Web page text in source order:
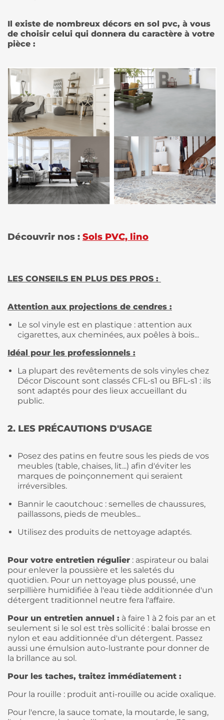
Il existe de nombreux décors en sol pvc, à vous
de choisir celui qui donnera du caractère à votre
pièce :
Découvrir nos : Sols PVC, lino
LES CONSEILS EN PLUS DES PROS :
Attention aux projections de cendres :
Le sol vinyle est en plastique : attention aux
cigarettes, aux cheminées, aux poêles à bois...
Idéal pour les professionnels :
La plupart des revêtements de sols vinyles chez
Décor Discount sont classés CFL-s1 ou BFL-s1 : ils
sont adaptés pour des lieux accueillant du
public.
2. LES PRÉCAUTIONS D'USAGE
Posez des patins en feutre sous les pieds de vos
meubles (table, chaises, lit...) afin d'éviter les
marques de poinçonnement qui seraient
irréversibles.
Bannir le caoutchouc : semelles de chaussures,
paillassons, pieds de meubles...
Utilisez des produits de nettoyage adaptés.
Pour votre entretien régulier : aspirateur ou balai
pour enlever la poussière et les saletés du
quotidien. Pour un nettoyage plus poussé, une
serpillière humidifiée à l'eau tiède additionnée d'un
détergent traditionnel neutre fera l'affaire.
Pour un entretien annuel : à faire 1 à 2 fois par an et
seulement si le sol est très sollicité : balai brosse en
nylon et eau additionnée d'un détergent. Passez
aussi une émulsion auto-lustrante pour donner de
la brillance au sol.
Pour les taches, traitez immédiatement :
Pour la rouille : produit anti-rouille ou acide oxalique.
Pour l'encre, la sauce tomate, la moutarde, le sang,